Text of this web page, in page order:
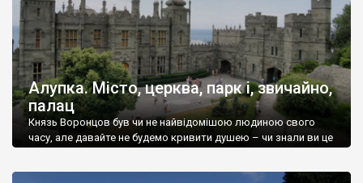
Алупка. Місто, церква, парк і, звичайно,
палац
Князь Воронцов був чи не найвідомішою людиною свого
часу, але давайте не будемо кривити душею – чи знали ви це